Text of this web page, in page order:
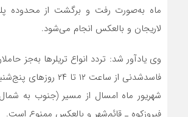
ماه به‌صورت رفت و برگشت از محدوده
لاریجان و بالعکس انجام می‌شود.
وی یادآور شد: تردد انواع تریلر‌ها به‌جز
شهریور ماه امسال از مسیر (جنوب به
فیروزکوه ـ قائم‌شهر و بالعکس ممنوع است.